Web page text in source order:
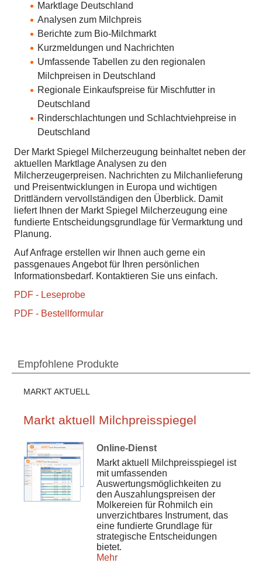
Marktlage Deutschland
Analysen zum Milchpreis
Berichte zum Bio-Milchmarkt
Kurzmeldungen und Nachrichten
Umfassende Tabellen zu den regionalen
Milchpreisen in Deutschland
Regionale Einkaufspreise für Mischfutter in
Deutschland
Rinderschlachtungen und Schlachtviehpreise in
Deutschland
Der Markt Spiegel Milcherzeugung beinhaltet neben der
aktuellen Marktlage Analysen zu den
Milcherzeugerpreisen. Nachrichten zu Milchanlieferung
und Preisentwicklungen in Europa und wichtigen
Drittländern vervollständigen den Überblick. Damit
liefert Ihnen der Markt Spiegel Milcherzeugung eine
fundierte Entscheidungsgrundlage für Vermarktung und
Planung.
Auf Anfrage erstellen wir Ihnen auch gerne ein
passgenaues Angebot für Ihren persönlichen
Informationsbedarf. Kontaktieren Sie uns einfach.
PDF - Leseprobe
PDF - Bestellformular
Empfohlene Produkte
MARKT AKTUELL
Markt aktuell Milchpreisspiegel
Online-Dienst
Markt aktuell Milchpreisspiegel ist
mit umfassenden
Auswertungsmöglichkeiten zu
den Auszahlungspreisen der
Molkereien für Rohmilch ein
unverzichtbares Instrument, das
eine fundierte Grundlage für
strategische Entscheidungen
bietet.
Mehr